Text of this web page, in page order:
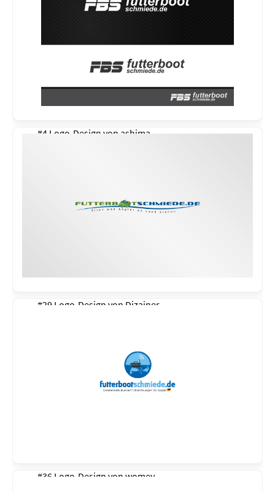
#4 Logo-Design von ashima
#29 Logo-Design von Dizajner
#36 Logo-Design von womey